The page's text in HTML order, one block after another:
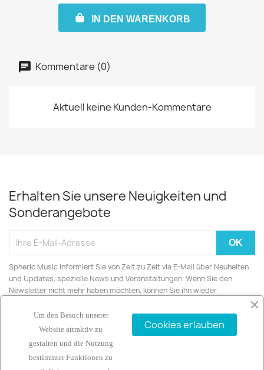
IN DEN WARENKORB
Kommentare (0)
Aktuell keine Kunden-Kommentare
Erhalten Sie unsere Neuigkeiten und
Sonderangebote
Spheric Music informiert Sie von Zeit zu Zeit via E-Mail über Neuheiten
und Updates, spezielle News und Veranstaltungen. Wenn Sie den
Newsletter nicht mehr haben möchten, können Sie ihn wieder
ARTIKEL
Um den Besuch unserer
Website attraktiv zu
gestalten und die Nutzung
bestimmter Funktionen zu
Cookies erlauben